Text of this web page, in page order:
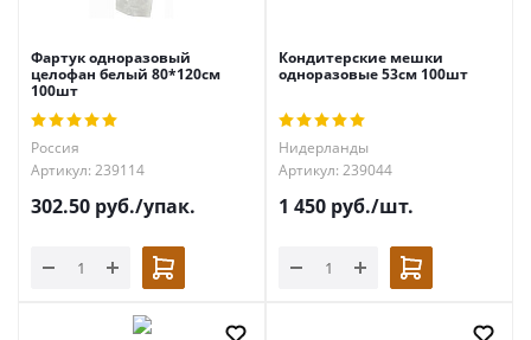
Фартук одноразовый
целофан белый 80*120см
100шт
Россия
Артикул: 239114
302.50 руб./упак.
Кондитерские мешки
одноразовые 53см 100шт
Нидерланды
Артикул: 239044
1 450 руб./шт.